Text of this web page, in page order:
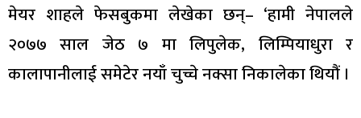
मेयर शाहले फेसबुकमा लेखेका छन्– ‘हामी नेपालले
२०७७ साल जेठ ७ मा लिपुलेक, लिम्पियाधुरा र
कालापानीलाई समेटेर नयाँ चुच्चे नक्सा निकालेका थियौं ।